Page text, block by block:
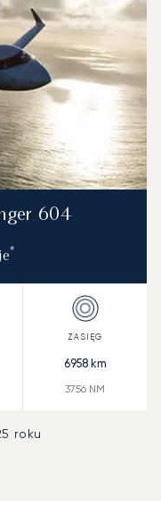
604
*
6958km
3756 NM
roku